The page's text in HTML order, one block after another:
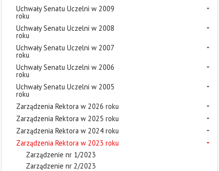
Uchwały Senatu Uczelni w 2009
roku
Uchwały Senatu Uczelni w 2008
roku
Uchwały Senatu Uczelni w 2007
roku
Uchwały Senatu Uczelni w 2006
roku
Uchwały Senatu Uczelni w 2005
roku
Zarządzenia Rektora w 2026 roku
Zarządzenia Rektora w 2025 roku
Zarządzenia Rektora w 2024 roku
Zarządzenia Rektora w 2023 roku
Zarządzenie nr 1/2023
Zarządzenie nr 2/2023